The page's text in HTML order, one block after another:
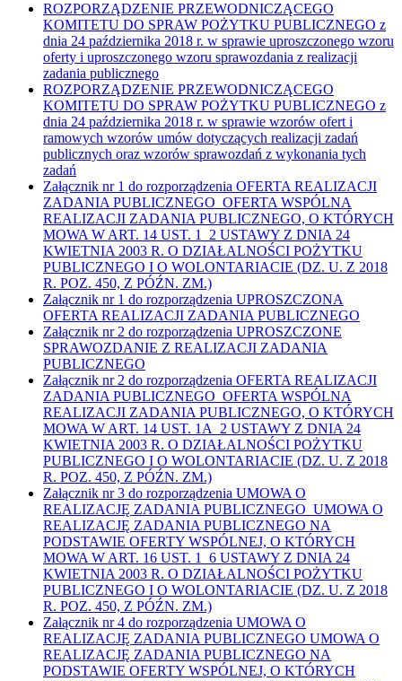
ROZPORZĄDZENIE PRZEWODNICZĄCEGO
KOMITETU DO SPRAW POŻYTKU PUBLICZNEGO z
dnia 24 października 2018 r. w sprawie uproszczonego wzoru
oferty i uproszczonego wzoru sprawozdania z realizacji
zadania publicznego
ROZPORZĄDZENIE PRZEWODNICZĄCEGO
KOMITETU DO SPRAW POŻYTKU PUBLICZNEGO z
dnia 24 października 2018 r. w sprawie wzorów ofert i
ramowych wzorów umów dotyczących realizacji zadań
publicznych oraz wzorów sprawozdań z wykonania tych
zadań
Załącznik nr 1 do rozporządzenia OFERTA REALIZACJI
ZADANIA PUBLICZNEGO OFERTA WSPÓLNA
REALIZACJI ZADANIA PUBLICZNEGO, O KTÓRYCH
MOWA W ART. 14 UST. 1 2 USTAWY Z DNIA 24
KWIETNIA 2003 R. O DZIAŁALNOŚCI POŻYTKU
PUBLICZNEGO I O WOLONTARIACIE (DZ. U. Z 2018
R. POZ. 450, Z PÓŹN. ZM.)
Załącznik nr 1 do rozporządzenia UPROSZCZONA
OFERTA REALIZACJI ZADANIA PUBLICZNEGO
Załącznik nr 2 do rozporządzenia UPROSZCZONE
SPRAWOZDANIE Z REALIZACJI ZADANIA
PUBLICZNEGO
Załącznik nr 2 do rozporządzenia OFERTA REALIZACJI
ZADANIA PUBLICZNEGO OFERTA WSPÓLNA
REALIZACJI ZADANIA PUBLICZNEGO, O KTÓRYCH
MOWA W ART. 14 UST. 1A 2 USTAWY Z DNIA 24
KWIETNIA 2003 R. O DZIAŁALNOŚCI POŻYTKU
PUBLICZNEGO I O WOLONTARIACIE (DZ. U. Z 2018
R. POZ. 450, Z PÓŹN. ZM.)
Załącznik nr 3 do rozporządzenia UMOWA O
REALIZACJĘ ZADANIA PUBLICZNEGO UMOWA O
REALIZACJĘ ZADANIA PUBLICZNEGO NA
PODSTAWIE OFERTY WSPÓLNEJ, O KTÓRYCH
MOWA W ART. 16 UST. 1 6 USTAWY Z DNIA 24
KWIETNIA 2003 R. O DZIAŁALNOŚCI POŻYTKU
PUBLICZNEGO I O WOLONTARIACIE (DZ. U. Z 2018
R. POZ. 450, Z PÓŹN. ZM.)
Załącznik nr 4 do rozporządzenia UMOWA O
REALIZACJĘ ZADANIA PUBLICZNEGO UMOWA O
REALIZACJĘ ZADANIA PUBLICZNEGO NA
PODSTAWIE OFERTY WSPÓLNEJ, O KTÓRYCH